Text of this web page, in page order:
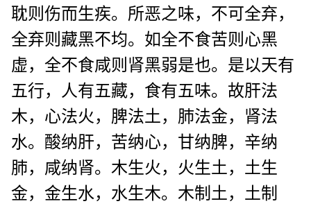
耽则伤而生疾。所恶之味，不可全弃，
全弃则藏黑不均。如全不食苦则心黑
虚，全不食咸则肾黑弱是也。是以天有
五行，人有五藏，食有五味。故肝法
木，心法火，脾法土，肺法金，肾法
水。酸纳肝，苦纳心，甘纳脾，辛纳
肺，咸纳肾。木生火，火生土，土生
金，金生水，水生木。木制土，土制